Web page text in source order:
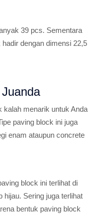
39 pcs. Sementara
dengan dimensi 22,5
kalah menarik untuk Anda
paving block ini juga
enam ataupun concrete
block ini terlihat di
hijau. Sering juga terlihat
bentuk paving block